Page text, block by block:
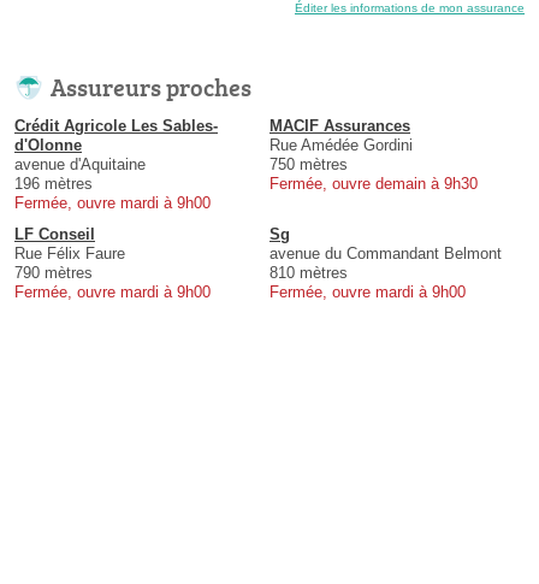
Éditer les informations de mon assurance
Assureurs proches
Crédit Agricole Les Sables-
d'Olonne
avenue d'Aquitaine
196 mètres
Fermée, ouvre mardi à 9h00
MACIF Assurances
Rue Amédée Gordini
750 mètres
Fermée, ouvre demain à 9h30
LF Conseil
Rue Félix Faure
790 mètres
Fermée, ouvre mardi à 9h00
Sg
avenue du Commandant Belmont
810 mètres
Fermée, ouvre mardi à 9h00